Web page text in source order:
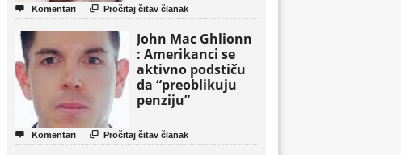
 Komentari  Pročitaj čitav članak
John Mac Ghlionn
: Amerikanci se
aktivno podstiču
da “preoblikuju
penziju”
 Komentari  Pročitaj čitav članak